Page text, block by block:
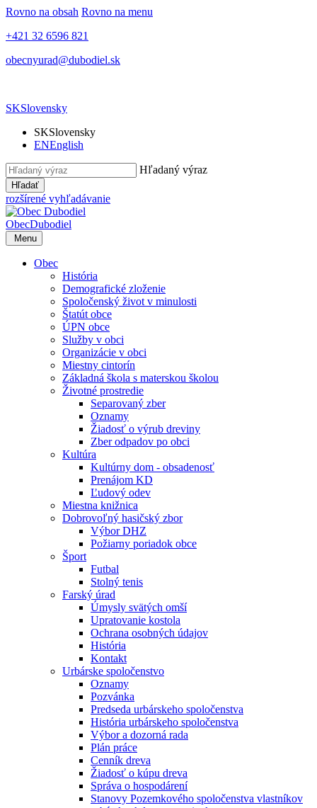
Rovno na obsah Rovno na menu
+421 32 6596 821
obecnyurad@dubodiel.sk
SKSlovensky
SKSlovensky
ENEnglish
Hľadaný výraz
Hľadať
rozšírené vyhľadávanie
ObecDubodiel
Menu
Obec
História
Demografické zloženie
Spoločenský život v minulosti
Štatút obce
ÚPN obce
Služby v obci
Organizácie v obci
Miestny cintorín
Základná škola s materskou školou
Životné prostredie
Separovaný zber
Oznamy
Žiadosť o výrub dreviny
Zber odpadov po obci
Kultúra
Kultúrny dom - obsadenosť
Prenájom KD
Ľudový odev
Miestna knižnica
Dobrovoľný hasičský zbor
Výbor DHZ
Požiarny poriadok obce
Šport
Futbal
Stolný tenis
Farský úrad
Úmysly svätých omší
Upratovanie kostola
Ochrana osobných údajov
História
Kontakt
Urbárske spoločenstvo
Oznamy
Pozvánka
Predseda urbárskeho spoločenstva
História urbárskeho spoločenstva
Výbor a dozorná rada
Plán práce
Cenník dreva
Žiadosť o kúpu dreva
Správa o hospodárení
Stanovy Pozemkového spoločenstva vlastníkov